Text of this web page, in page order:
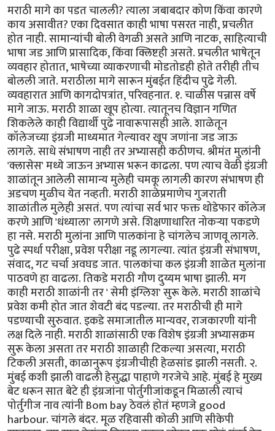
मराठी मागे का पडत चालली? त्याला जबाबदार कोण किंवा कारणे
काय असावीत? एका दिवसात काही भाषा पसरत नाही, प्रचलीत
होत नाही. सामान्यांची बोली वेगळी असते आणि नाटक, साहित्याची
भाषा जड आणि प्रासादिक, किंवा क्लिष्टही असते. प्रचलीत भाषेतून
व्यवहार होतात, भाषेच्या व्याकरणाची मोडतोडही होते तरीही तीच
बोलली जाते. मराठीला मागे सारून मुंबईत हिंदीच पुढे गेली.
व्यवहारात आणि कागदोपत्रांत, परिवहनात. १. चाळीस पन्नास वर्षे
मागे जाऊ. मराठी शाळा खूप होत्या. त्यातूनच विज्ञान गणित
शिकलेले काही विद्यार्थी पुढे नावारूपासही आले. शाळेतून
कॉलेजच्या इंग्रजी माध्यमात गेल्यावर खूप जणांना जड जाऊ
लागले. साधे संभाषण नाही तर अभ्यासही कठीणच. श्रीमंत मुलांनी
'क्लासेस' मध्ये जाऊन अभ्यास भरून काढला. पण त्याच वेळी इंग्रजी
शाळांतून आलेली सामान्य मुलेही चमकू लागली कारण संभाषण ही
अडचण मुळीच येत नव्हती. मराठी शाळेप्रमाणेच गुजराती
शाळांतील मुलेही असतं. पण त्यांचा सर्व भार फक्त थोडेफार कॉलेज
करणे आणि 'धंध्याला' लागणे असे. शिक्षणाधारित ‌नोकऱ्या पकडणे
हा नसे. मराठी मुलांना आणि पालकांना हे चांगलेच जाणवू लागले.
पुढे स्पर्धा परीक्षा, प्रवेश परीक्षा नडू लागल्या. त्यांत इंग्रजी संभाषण,
संवाद, गट चर्चा अवघड जात. पालकांचा कल इंग्रजी शाळेत मुलांना
पाठवणे हा वाढला. तिकडे मराठी गौण दुय्यम भाषा झाली. मग
काही मराठी शाळांनी तर ' सेमी इंग्लिश' सुरू केले. मराठी शाळांचे
प्रवेश कमी होत जात शेवटी बंद पडल्या. तर मराठीची ही मागे
पडण्याची सुरुवात. इकडे समाजातील मान्यवर, राजकारणी यांनी
लक्ष दिले नाही. मराठी शाळांसाठी एक विशेष इंग्रजी अभ्यासक्रम
सुरू केला असता तर मराठी शाळाही टिकल्या असत्या, मराठी
टिकली असती, काळानुरूप इंग्रजीचीही हेळसांड झाली नसती. २.
मुंबई कशी झाली वाढली हेसुद्धा पाहाणे गरजेचे आहे. मुंबई हे मुख्य
बेट धरून सात बेटे ही इंग्रजांना पोर्तुगीजांकडून मिळाली त्याचं
पोर्तुगीज नाव त्यांनी Bom bay ठेवलं होतं म्हणजे good
harbour. चांगले बंदर. मूळ रहिवासी कोळी आणि सीकेपी